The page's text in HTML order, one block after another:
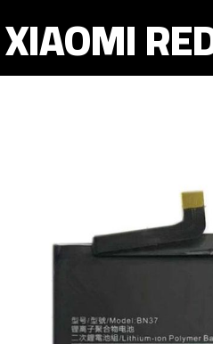
XIAOMI